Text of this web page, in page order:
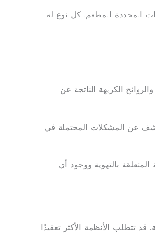
المحددة للمطعم. كل نوع له
الكريهة الناتجة عن
عن المشكلات المحتملة في
بالتهوية ووجود أي
تتطلب الأنظمة الأكثر تعقيدًا